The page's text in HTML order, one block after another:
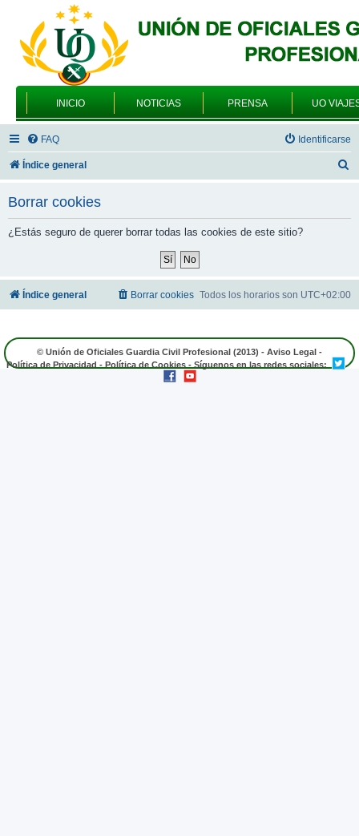
INICIO NOTICIAS PRENSA UO
FAQ Identificarse
Índice general
Borrar cookies
¿Estás seguro de querer borrar todas las cookies de este sitio?
Índice general Todos los horarios son UTC+02:00
Borrar cookies
© Unión de Oficiales Guardia Civil Profesional (2013) - Aviso Legal -
Política de Privacidad - Política de Cookies - Síguenos en las redes sociales: